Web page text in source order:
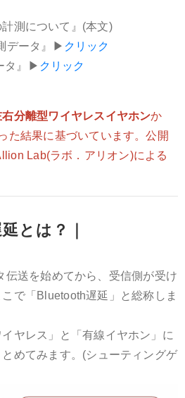
測について』(本文)
データ』▶ クリック
タ』▶ クリック
分離型ワイヤレスイヤホンか
た結果に基づいています。公開
Lab(ラボ．アリオン)による
とは？｜
伝送を始めてから、受信側が受け
で「Bluetooth遅延」と総称しま
ヤレス」と「有線イヤホン」に
めてみます。(シューティングゲ